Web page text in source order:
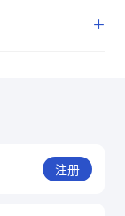
+
注册